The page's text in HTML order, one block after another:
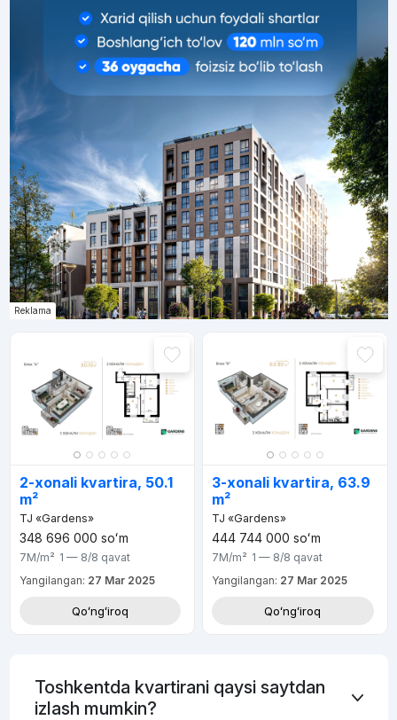
Reklama
2-xonali kvartira, 50.1
m²
TJ «Gardens»
348 696 000 soʻm
7M/m² 1 — 8/8 qavat
Yangilangan: 27 Mar 2025
Qoʻngʻiroq
3-xonali kvartira, 63.9
m²
TJ «Gardens»
444 744 000 soʻm
7M/m² 1 — 8/8 qavat
Yangilangan: 27 Mar 2025
Qoʻngʻiroq
Toshkentda kvartirani qaysi saytdan
izlash mumkin?